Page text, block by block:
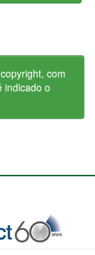
com
indicado o